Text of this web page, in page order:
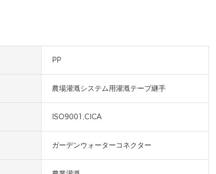
PP
農場灌漑システム用灌漑テープ継手
ISO9001,CICA
ガーデンウォーターコネクター